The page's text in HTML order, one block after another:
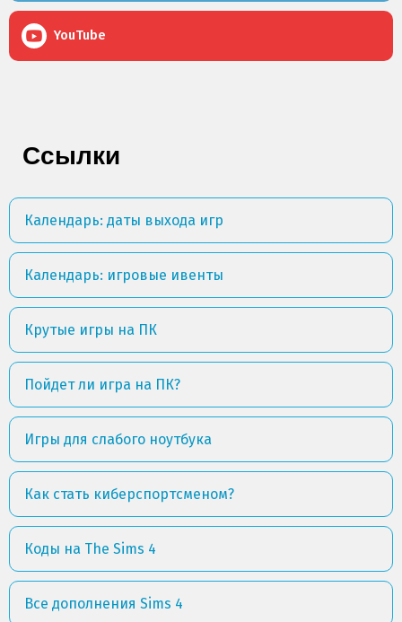
YouTube
Ссылки
Календарь: даты выхода игр
Календарь: игровые ивенты
Крутые игры на ПК
Пойдет ли игра на ПК?
Игры для слабого ноутбука
Как стать киберспортсменом?
Коды на The Sims 4
Все дополнения Sims 4